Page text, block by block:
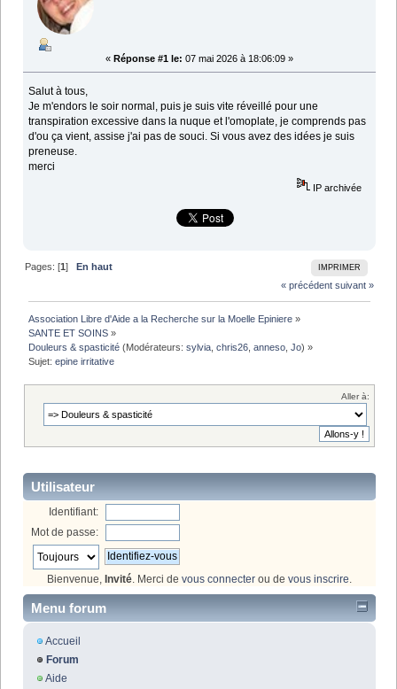
« Réponse #1 le: 07 mai 2026 à 18:06:09 »
Salut à tous,
Je m'endors le soir normal, puis je suis vite réveillé pour une
transpiration excessive dans la nuque et l'omoplate, je comprends pas
d'ou ça vient, assise j'ai pas de souci. Si vous avez des idées je suis
preneuse.
merci
IP archivée
IMPRIMER
Pages: [1]En haut
« précédent suivant »
Association Libre d'Aide a la Recherche sur la Moelle Epiniere »
SANTE ET SOINS »
Douleurs & spasticité (Modérateurs:sylvia ,chris26 ,anneso ,Jo) »
Sujet:epine irritative
Aller à:
Utilisateur
Identifiant:
Mot de passe:
Bienvenue, Invité. Merci de vous connecter ou de vous inscrire.
Menu forum
Accueil
Forum
Aide